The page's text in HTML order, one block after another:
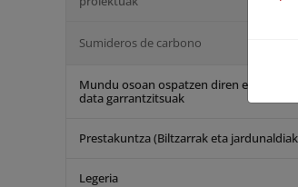
Sumideros de carbono
Mundu osoan ospatzen diren egunak eta
data garrantzitsuak
Prestakuntza (Biltzarrak eta
Legeria